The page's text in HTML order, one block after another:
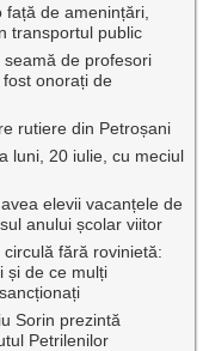
de amenințări,
transportul public
seamă de profesori
onorați de
rutiere din Petroșani
luni, 20 iulie, cu meciul
elevii vacanțele de
anului școlar viitor
fără rovinietă:
și de ce mulți
Sorin prezintă
Petrilenilor